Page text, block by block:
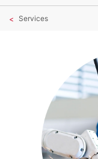
Services